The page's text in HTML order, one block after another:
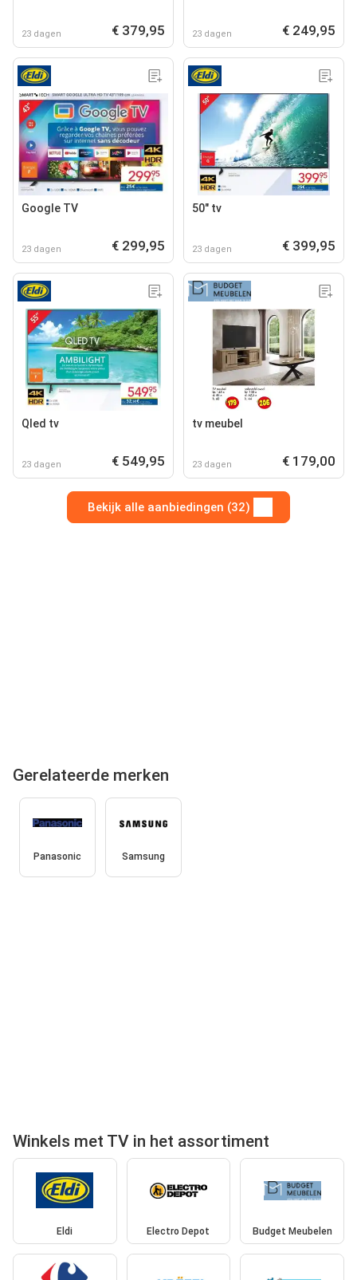
23 dagen € 379,95 23 dagen € 249,95
Google TV
23 dagen € 299,95
50" tv
23 dagen € 399,95
Qled tv
23 dagen € 549,95
tv meubel
23 dagen € 179,00
Bekijk alle aanbiedingen (32)
Gerelateerde merken
Panasonic Samsung
Winkels met TV in het assortiment
Eldi Electro Depot Budget Meubelen